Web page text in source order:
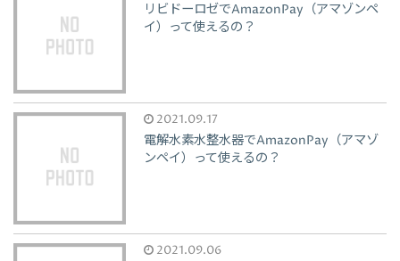
リビドーロゼでAmazonPay（アマゾンペ
イ）って使えるの？
2021.09.17
電解水素水整水器でAmazonPay（アマゾ
ンペイ）って使えるの？
2021.09.06